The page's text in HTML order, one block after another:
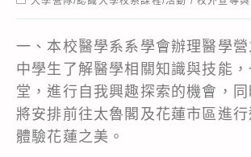
一、本校醫學系系學會辦理醫學
中學生了解醫學相關知識與技能
堂，進行自我興趣探索的機會，
將安排前往太魯閣及花蓮市區進
體驗花蓮之美。